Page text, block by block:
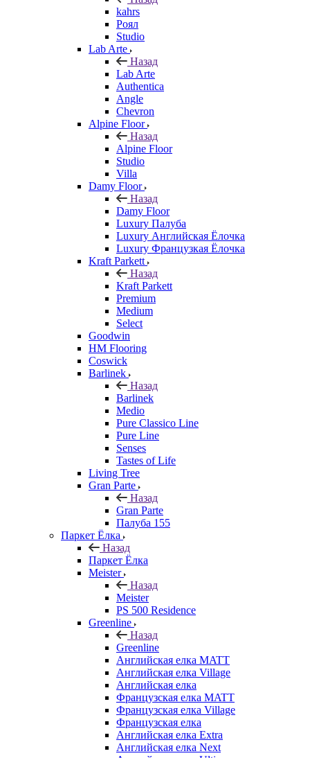
kahrs
Роял
Studio
Lab Arte
Назад
Lab Arte
Authentica
Angle
Chevron
Alpine Floor
Назад
Alpine Floor
Studio
Villa
Damy Floor
Назад
Damy Floor
Luxury Палуба
Luxury Английская Ёлочка
Luxury Французкая Ёлочка
Kraft Parkett
Назад
Kraft Parkett
Premium
Medium
Select
Goodwin
HM Flooring
Coswick
Barlinek
Назад
Barlinek
Medio
Pure Classico Line
Pure Line
Senses
Tastes of Life
Living Tree
Gran Parte
Назад
Gran Parte
Палуба 155
Паркет Ёлка
Назад
Паркет Ёлка
Meister
Назад
Meister
PS 500 Residence
Greenline
Назад
Greenline
Английская елка MATT
Английская елка Village
Английская елка
Французская елка MATT
Французская елка Village
Французская елка
Английская елка Extra
Английская елка Next